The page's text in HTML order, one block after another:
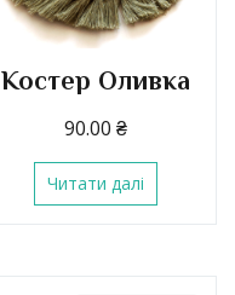
Костер Оливка
90.00 ₴
Читати далі